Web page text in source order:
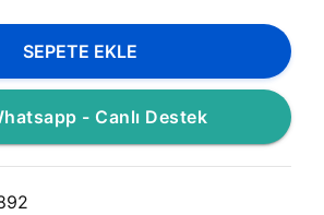
SEPETE EKLE
- Canlı Destek